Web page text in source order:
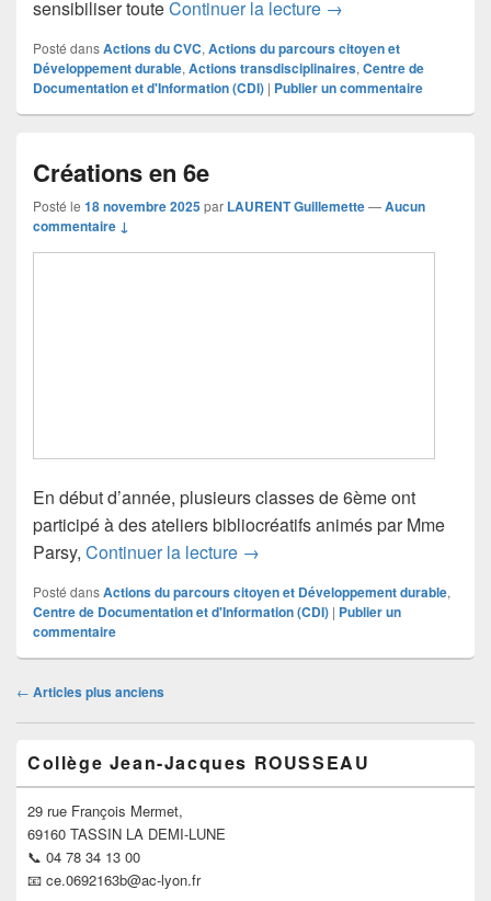
sensibiliser touteContinuer la lecture Non au
→
Posté dansActions du CVC, Actions du parcours citoyen et
Développement durable, Actions transdisciplinaires, Centre de
Documentation et d'Information (CDI) | Publier un commentaire
Créations en 6e
Posté le 18 novembre 2025par LAURENT Guillemette—Aucun
commentaire ↓
En début d’année, plusieurs classes de 6ème ont
participé à des ateliers bibliocréatifs animés par Mme
Parsy, Continuer la lecture Créations en 6e
→
Posté dansActions du parcours citoyen et Développement durable,
Centre de Documentation et d'Information (CDI) | Publier un
commentaire
Navigation
articles
← Articles plus anciens
principale
de
widget
pour
barre
latérale
Collège Jean-Jacques ROUSSEAU
29 rue François Mermet,
69160 TASSIN LA DEMI-LUNE
📞 04 78 34 13 00
📧 ce.0692163b@ac-lyon.fr